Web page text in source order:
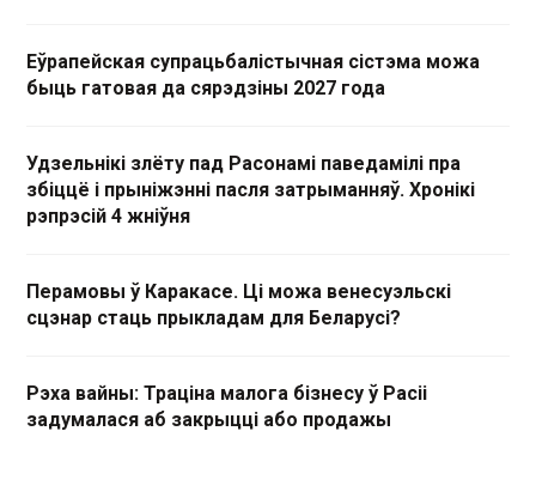
Еўрапейская супрацьбалістычная сістэма можа
быць гатовая да сярэдзіны 2027 года
Удзельнікі злёту пад Расонамі паведамілі пра
збіццё і прыніжэнні пасля затрыманняў. Хронікі
рэпрэсій 4 жніўня
Перамовы ў Каракасе. Ці можа венесуэльскі
сцэнар стаць прыкладам для Беларусі?
Рэха вайны: Траціна малога бізнесу ў Расіі
задумалася аб закрыцці або продажы